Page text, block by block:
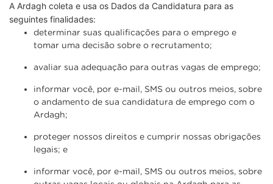
A Ardagh coleta e usa os Dados da Candidatura para as
seguintes finalidades:
determinar suas qualificações para o emprego e
tomar uma decisão sobre o recrutamento;
avaliar sua adequação para outras vagas de emprego;
informar você, por e-mail, SMS ou outros meios, sobre
o andamento de sua candidatura de emprego com o
Ardagh;
proteger nossos direitos e cumprir nossas obrigações
legais; e
informar você, por e-mail, SMS ou outros meios, sobre